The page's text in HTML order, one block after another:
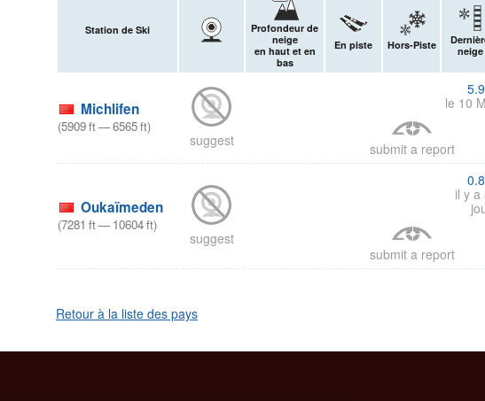
Station de Ski
Profondeur de
neige
en haut et en
bas
En piste Hors-Piste
neige
Michlifen
(5909ft—6565ft)
suggest
5.9
le 10
submit a report
Oukaïmeden
(7281 ft—10604ft)
suggest
0.8
il y a
submit a report
Retour à la liste des pays